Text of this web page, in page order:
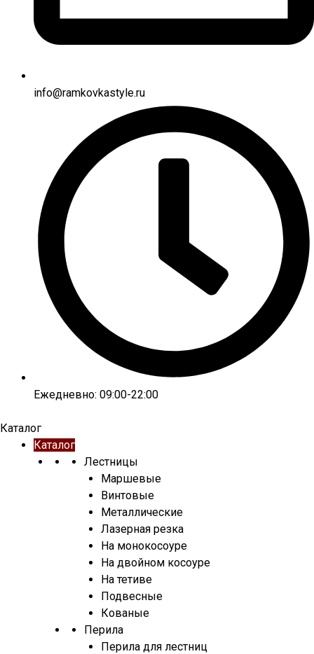
info@ramkovkastyle.ru
Ежедневно: 09:00-22:00
Каталог
Каталог
Лестницы
Маршевые
Винтовые
Металлические
Лазерная резка
На монокосоуре
На двойном косоуре
На тетиве
Подвесные
Кованые
Перила
Перила для лестниц